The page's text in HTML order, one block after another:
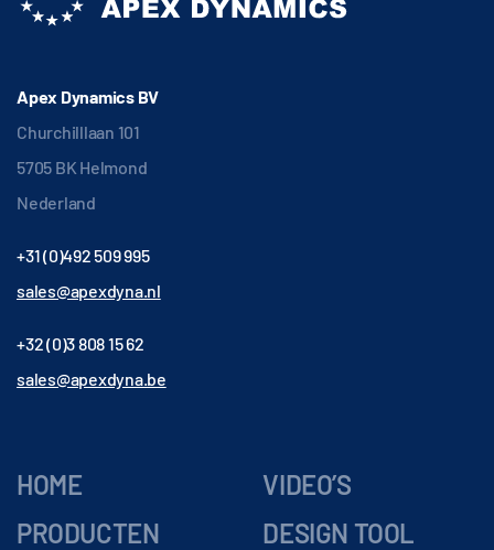
Apex Dynamics BV
Churchilllaan 101
5705 BK Helmond
Nederland
+31 (0)492 509 995
sales@apexdyna.nl
+32 (0)3 808 15 62
sales@apexdyna.be
HOME
PRODUCTEN
VIDEO’S
DESIGN TOOL